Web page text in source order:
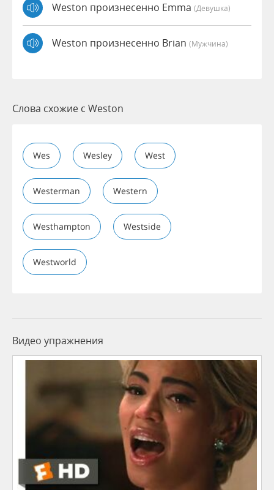
Weston произнесенно Emma (девушка)
Weston произнесенно Brian (мужчина)
Слова схожие с Weston
Wes Wesley West
Westerman Western
Westhampton Westside
Westworld
Видео упражнения